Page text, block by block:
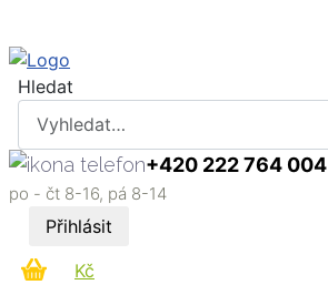
Hledat
+420 222 764 004
po - čt 8-16, pá 8-14
Přihlásit
Kč